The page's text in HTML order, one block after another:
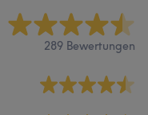
289 Bewertungen